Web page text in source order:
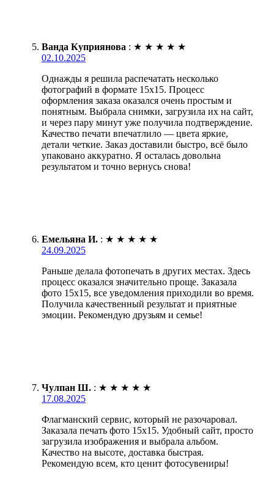
Ванда Куприянова : ★ ★ ★ ★ ★
02.10.2025
Однажды я решила распечатать несколько
фотографий в формате 15х15. Процесс
оформления заказа оказался очень простым и
понятным. Выбрала снимки, загрузила их на сайт,
и через пару минут уже получила подтверждение.
Качество печати впечатлило — цвета яркие,
детали четкие. Заказ доставили быстро, всё было
упаковано аккуратно. Я осталась довольна
результатом и точно вернусь снова!
Емельяна И. : ★ ★ ★ ★ ★
24.09.2025
Раньше делала фотопечать в других местах. Здесь
процесс оказался значительно проще. Заказала
фото 15х15, все уведомления приходили во время.
Получила качественный результат и приятные
эмоции. Рекомендую друзьям и семье!
Чулпан Ш. : ★ ★ ★ ★ ★
17.08.2025
Флагманский сервис, который не разочаровал.
Заказала печать фото 15х15. Удобный сайт, просто
загрузила изображения и выбрала альбом.
Качество на высоте, доставка быстрая.
Рекомендую всем, кто ценит фотосувениры!